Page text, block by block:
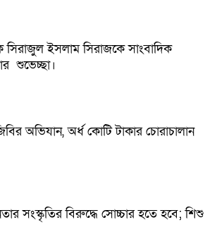
সিরাজুল ইসলাম সিরাজকে সাংবাদিক
শুভেচ্ছা।
অভিযান, অর্ধ কোটি টাকার চোরাচালান
সংস্কৃতির বিরুদ্ধে সোচ্চার হতে হবে; শিশু